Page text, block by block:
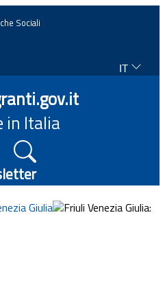
Sociali
IT
in Italia
Giulia
Friuli Venezia Giulia: